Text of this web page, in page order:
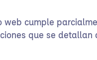
web cumple
que se detallan